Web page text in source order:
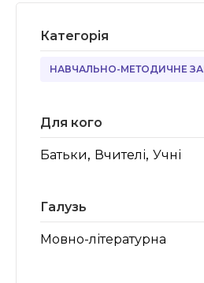
Категорія
НАВЧАЛЬНО-МЕТОДИЧНЕ
Для кого
Батьки, Вчителі, Учні
Галузь
Мовно-літературна